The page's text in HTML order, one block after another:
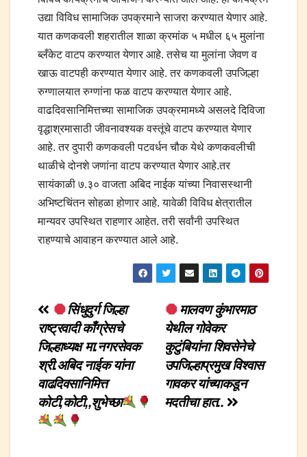
उद्या विविध सामाजिक उपक्रमाने साजरा करण्यात येणार आहे.
यात कणकवली शहरातील शाळा क्रमांक ५ मधील ६५ मुलांना
ब्लँकेट वाटप करण्यात येणार आहे. तसेच या मुलांना जेवण व
खाऊ वाटपही करण्यात येणार आहे. तर कणकवली उपजिल्हा
रुग्णालयात रुग्णांना फळ वाटप करण्यात येणार आहे.
वाढदिवसानिमित्तच्या सामाजिक उपक्रमामध्ये असलदे दिविजा
वृद्धाश्रमासाठी जीवनावश्यक वस्तूंचे वाटप करण्यात येणार
आहे. तर दुपारी कणकवली पटवर्धन चौक येथे कणकवलीची
थाळीचे दोनशे जणांना वाटप करण्यात येणार आहे.तर
सायंकाळी ७.३० वाजता अबिद नाईक यांच्या निवासस्थानी
अभिष्टचिंतन सोहळा होणार आहे. यावेळी विविध क्षेत्रातील
मान्यवर उपस्थित राहणार आहेत. तरी सर्वांनी उपस्थित
राहण्याचे आवाहन करण्यात आले आहे.
Post
navigation
मालवण कुंभारमाठ
येथील गोवेकर
कुटुंबियांना शिवसेनेचे
उपजिल्हाप्रमुख विश्वास
गावकर यांच्याकडून
मदतीचा हात..
सिंधुदुर्ग जिल्हा
राष्ट्रवादी काँग्रेसचे
जिल्हाध्यक्ष मा.नगरसेवक
श्री.अबिद नाईक यांना
वाढदिवसानिमित्त
कोटी,कोटी,,शुभेच्छा